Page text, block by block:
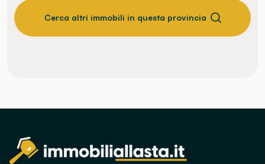
Cerca altri immobili in questa provincia